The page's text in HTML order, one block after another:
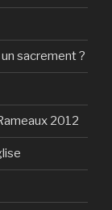
sacrement ?
2012